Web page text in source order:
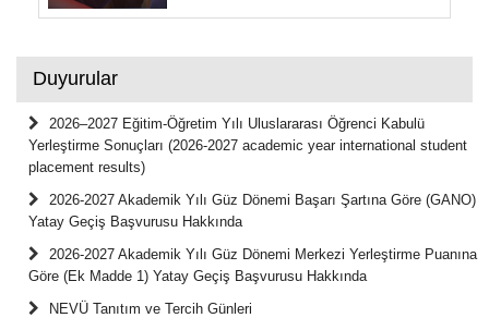
Duyurular
2026–2027 Eğitim-Öğretim Yılı Uluslararası Öğrenci Kabulü
Yerleştirme Sonuçları (2026-2027 academic year international student
placement results)
2026-2027 Akademik Yılı Güz Dönemi Başarı Şartına Göre (GANO)
Yatay Geçiş Başvurusu Hakkında
2026-2027 Akademik Yılı Güz Dönemi Merkezi Yerleştirme Puanına
Göre (Ek Madde 1) Yatay Geçiş Başvurusu Hakkında
NEVÜ Tanıtım ve Tercih Günleri